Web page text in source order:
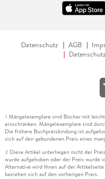
Datenschutz AGB
1 Mängelexemplare sind Bücher mit
einschränken. Mängelexemplare sind
Die frühere Buchpreisbindung ist
sich auf den gebundenen Preis eines
2 Diese Artikel unterliegen nicht der
wurde aufgehoben oder der Preis wurde
Alternative wird Ihnen auf der
beziehen sich auf den vorherigen Preis.